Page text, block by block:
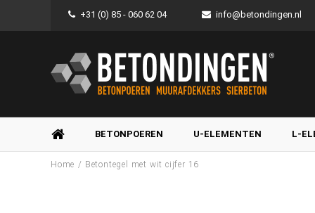
+31 (0) 85 - 060 62 04 info@betondingen.nl
BETONPOEREN U-ELEMENTEN L-
Home / Betontegel met wit cijfer 16